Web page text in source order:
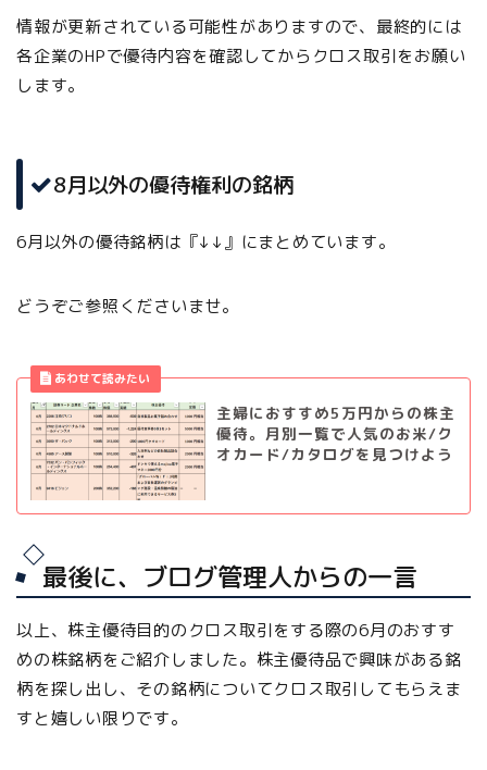
情報が更新されている可能性がありますので、最終的には
各企業のHPで優待内容を確認してからクロス取引をお願い
します。
8月以外の優待権利の銘柄
6月以外の優待銘柄は『↓↓』にまとめています。
どうぞご参照くださいませ。
主婦におすすめ5万円からの株主
優待。月別一覧で人気のお米/ク
オカード/カタログを見つけよう
最後に、ブログ管理人からの一言
以上、株主優待目的のクロス取引をする際の6月のおすす
めの株銘柄をご紹介しました。株主優待品で興味がある銘
柄を探し出し、その銘柄についてクロス取引してもらえま
すと嬉しい限りです。